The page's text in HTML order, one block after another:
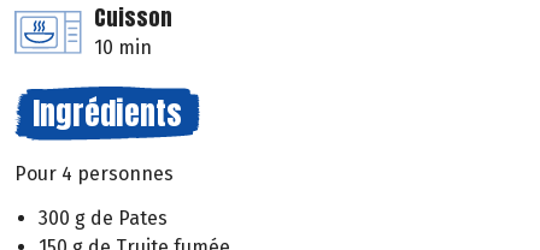
Cuisson
10 min
Ingrédients
Pour 4 personnes
300 g de Pates